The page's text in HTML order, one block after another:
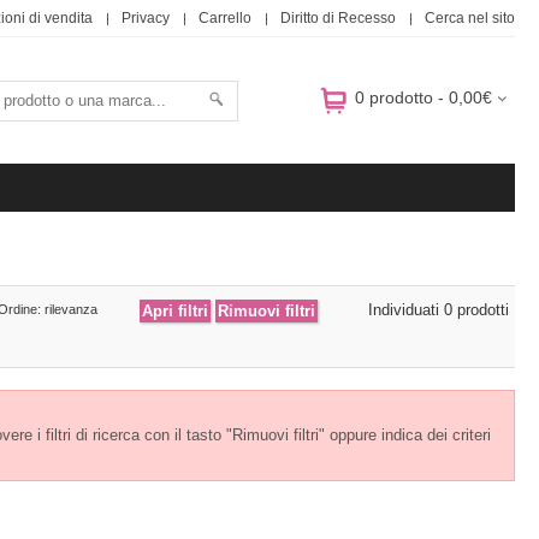
di vendita Privacy Carrello Diritto di Recesso Cerca nel sito
0 prodotto - 0,00€
Individuati 0 prodotti
rilevanza
i filtri di ricerca con il tasto "Rimuovi filtri" oppure indica dei criteri